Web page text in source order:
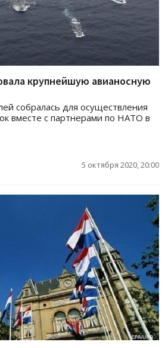
крупнейшую авианосную
собралась для осуществления
вместе с партнерами по НАТО в
5 октября 2020, 20:00